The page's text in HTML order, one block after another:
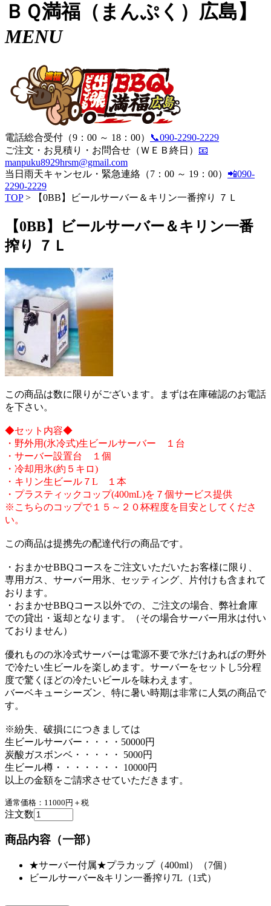
ＢＱ満福（まんぷく）広島】
MENU
電話総合受付（9：00 ～ 18：00）
📞090-2290-2229
ご注文・お見積り・お問合せ（ＷＥＢ終日） 📧
manpuku8929hrsm@gmail.com
当日雨天キャンセル・緊急連絡（7：00 ～ 19：00） 📲090-
2290-2229
TOP> 【0BB】ビールサーバー＆キリン一番搾り ７Ｌ
【0BB】ビールサーバー＆キリン一番
搾り ７Ｌ
この商品は数に限りがございます。まずは在庫確認のお電話
を下さい。
◆セット内容◆
・野外用(氷冷式)生ビールサーバー １台
・サーバー設置台 １個
・冷却用氷(約５キロ)
・キリン生ビール７L １本
・プラスティックコップ(400mL)を７個サービス提供
※こちらのコップで１５～２０杯程度を目安としてくださ
い。
この商品は提携先の配達代行の商品です。
・おまかせBBQコースをご注文いただいたお客様に限り、
専用ガス、サーバー用氷、セッティング、片付けも含まれて
おります。
・おまかせBBQコース以外での、ご注文の場合、弊社倉庫
での貸出・返却となります。（その場合サーバー用氷は付い
ておりません）
優れものの氷冷式サーバーは電源不要で氷だけあればの野外
で冷たい生ビールを楽しめます。サーバーをセットし5分程
度で驚くほどの冷たいビールを味わえます。
バーベキューシーズン、特に暑い時期は非常に人気の商品で
す。
※紛失、破損ににつきましては
生ビールサーバー・・・・50000円
炭酸ガスボンベ・・・・・ 5000円
生ビール樽・・・・・・・ 10000円
以上の金額をご請求させていただきます。
通常価格：11000円 ＋税
注文数
商品内容（一部）
★サーバー付属★プラカップ（400ml）（7個）
ビールサーバー&キリン一番搾り7L（1式）